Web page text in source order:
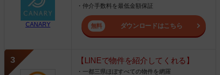
CANARY
・仲介手数料を最低金額保証
ダウンロードはこちら
【LINEで物件を紹介してくれる】
・一都三県ほぼすべての物件を網羅